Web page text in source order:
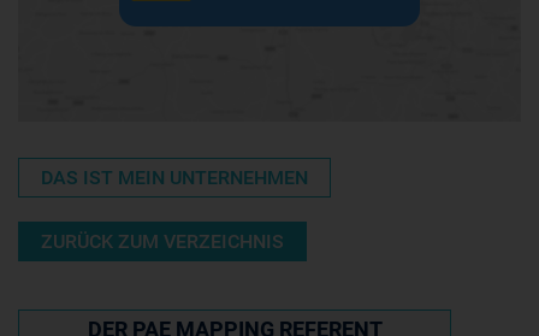
DAS IST MEIN UNTERNEHMEN
ZURÜCK ZUM VERZEICHNIS
DER PAE MAPPING REFERENT